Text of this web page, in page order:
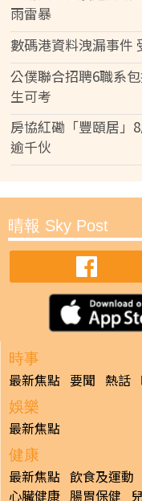
雨雷暴
數碼港資料洩漏事件
公僕聯合招聘6職系
生可考
房協紅磡「豐頤居」
逾千伙
晴報 Sky Post
時事
最新焦點 要聞 熱話
娛樂
最新焦點
健康
最新焦點 飲食及運動
心臟健康 腸胃保健